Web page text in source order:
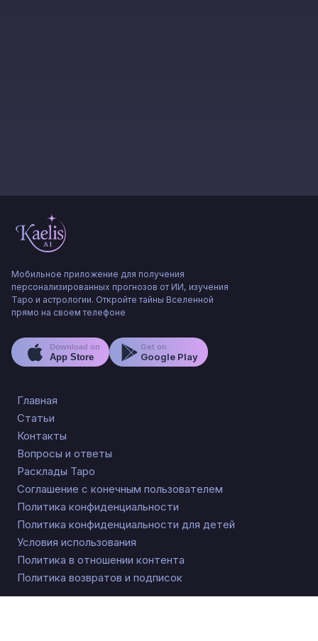
Мобильное приложение для получения
персонализированных прогнозов от ИИ, изучения
Таро и астрологии. Откройте тайны Вселенной
прямо на своем телефоне
Download on
App Store
Get on
Google Play
Главная
Статьи
Контакты
Вопросы и ответы
Расклады Таро
Соглашение с конечным пользователем
Политика конфиденциальности
Политика конфиденциальности для детей
Условия использования
Политика в отношении контента
Политика возвратов и подписок